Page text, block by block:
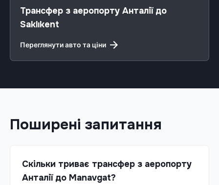
Трансфер з аеропорту Анталії до
Saklıkent
Переглянути авто та ціни
Поширені запитання
Скільки триває трансфер з аеропорту
Анталії до Manavgat?